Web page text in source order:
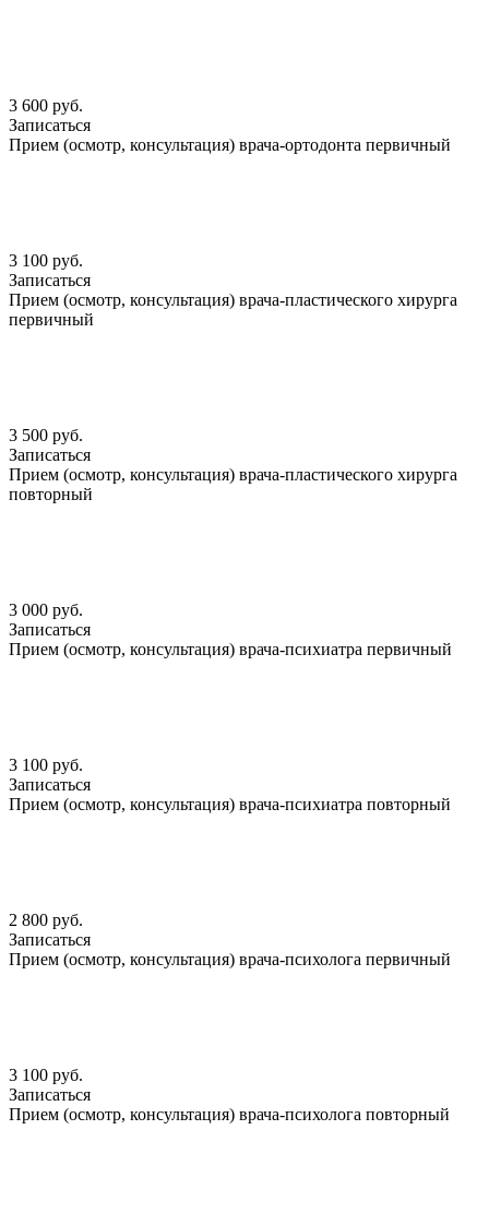
3 600 руб.
Записаться
Прием (осмотр, консультация) врача-ортодонта первичный
3 100 руб.
Записаться
Прием (осмотр, консультация) врача-пластического хирурга
первичный
3 500 руб.
Записаться
Прием (осмотр, консультация) врача-пластического хирурга
повторный
3 000 руб.
Записаться
Прием (осмотр, консультация) врача-психиатра первичный
3 100 руб.
Записаться
Прием (осмотр, консультация) врача-психиатра повторный
2 800 руб.
Записаться
Прием (осмотр, консультация) врача-психолога первичный
3 100 руб.
Записаться
Прием (осмотр, консультация) врача-психолога повторный